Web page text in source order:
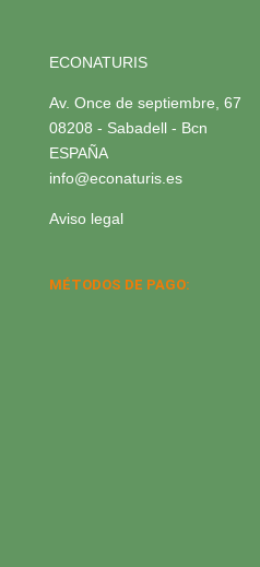
ECONATURIS
Av. Once de septiembre, 67
08208 - Sabadell - Bcn
ESPAÑA
info@econaturis.es
Aviso legal
MÉTODOS DE PAGO: